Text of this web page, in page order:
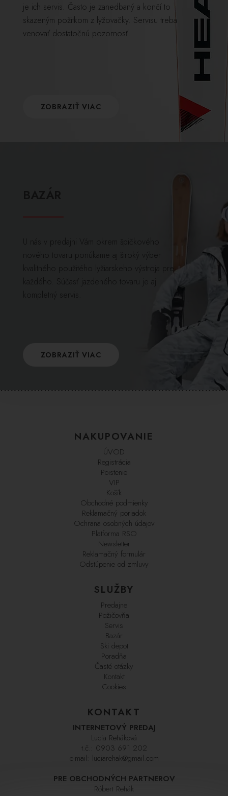
je ich servis. Často je zanedbaný a končí to
skazeným požitkom z lyžovačky. Servisu treba
venovať dostatočnú pozornosť.
ZOBRAZIŤ VIAC
U nás v predajni Vám okrem špičkového
nového tovaru ponúkame aj široký výber
kvalitného použitého lyžiarskeho výstroja pre
každého. Súčasť jazdeného tovaru je aj
kompletný servis.
ZOBRAZIŤ VIAC
NAKUPOVANIE
ÚVOD
Registrácia
Poistenie
VIP
Košík
Obchodné podmienky
Reklamačný poriadok
Ochrana osobných údajov
Platforma RSO
Newsletter
Reklamačný formulár
Odstúpenie od zmluvy
SLUŽBY
Predajne
Požičovňa
Servis
Bazár
Ski depot
Poradňa
Časté otázky
Kontakt
Cookies
KONTAKT
INTERNETOVÝ PREDAJ
Lucia Reháková
t.č.: 0903 691 202
e-mail: luciarehak@gmail.com
PRE OBCHODNÝCH PARTNEROV
Róbert Rehák